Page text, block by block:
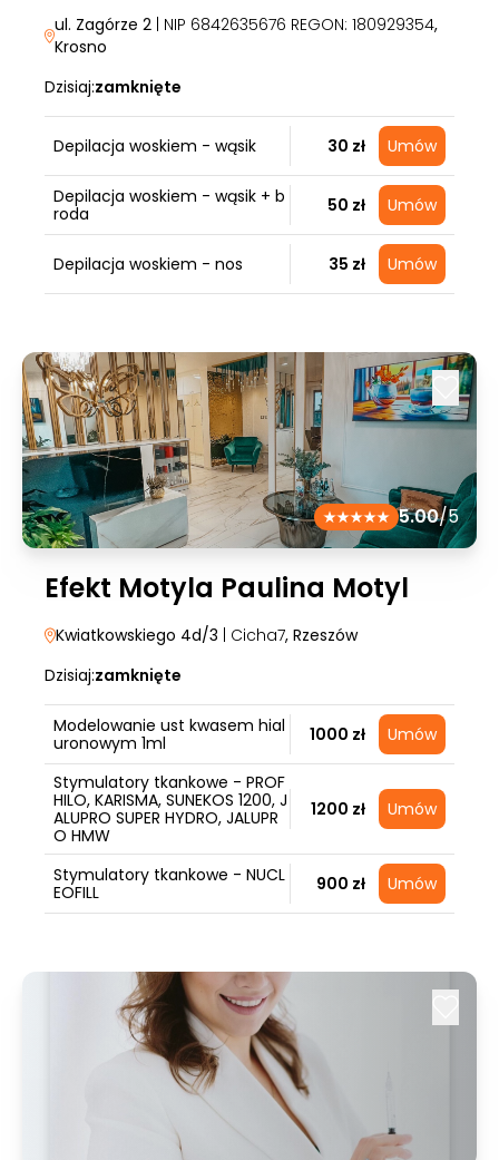
ul. Zagórze 2 | NIP 6842635676 REGON: 180929354,
Krosno
Dzisiaj:zamknięte
Depilacja woskiem - wąsik 30 zł Umów
Depilacja woskiem - wąsik + b
roda
50 zł Umów
Depilacja woskiem - nos 35 zł Umów
5.00/5
Efekt Motyla Paulina Motyl
Kwiatkowskiego 4d/3 | Cicha7, Rzeszów
Dzisiaj:zamknięte
Modelowanie ust kwasem hial
uronowym 1ml
1000 zł Umów
Stymulatory tkankowe - PROF
HILO, KARISMA, SUNEKOS 1200, J
ALUPRO SUPER HYDRO, JALUPR
O HMW
1200 zł Umów
Stymulatory tkankowe - NUCL
EOFILL
900 zł Umów